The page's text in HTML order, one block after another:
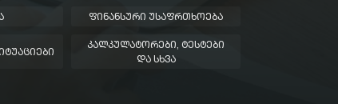
ᲤᲘᲜᲐᲜᲡᲣᲠᲘ ᲣᲡᲐᲤᲠᲗᲮᲝᲔᲑᲐ
ᲙᲐᲚᲙᲣᲚᲐᲢᲝᲠᲔᲑᲘ, ᲢᲔᲡᲢᲔᲑᲘ
ᲓᲐ ᲡᲮᲕᲐ